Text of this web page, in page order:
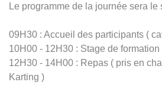
Le programme de la journée sera le
09H30 : Accueil des participants (
10H00 - 12H30 : Stage de formation
12H30 - 14H00 : Repas ( pris en
Karting )